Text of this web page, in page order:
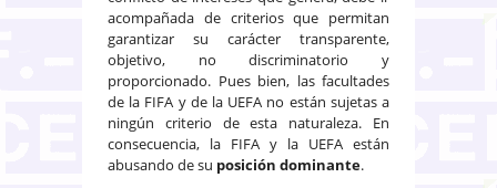
acompañada de criterios que permitan
garantizar su carácter transparente,
objetivo, no discriminatorio y
proporcionado. Pues bien, las facultades
de la FIFA y de la UEFA no están sujetas a
ningún criterio de esta naturaleza. En
consecuencia, la FIFA y la UEFA están
abusando de su posición dominante.